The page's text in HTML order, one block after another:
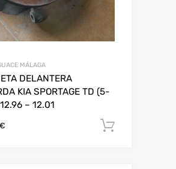
MÁLAGA
DELANTERA
KIA SPORTAGE TD (5-
– 12.01
€